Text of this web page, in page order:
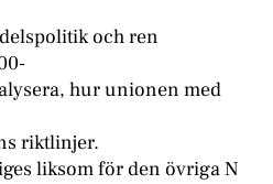
och ren
hur unionen med
riktlinjer.
liksom för den övriga N